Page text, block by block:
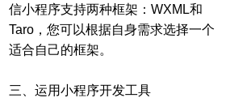
信小程序支持两种框架：WXML和
Taro，您可以根据自身需求选择一个
适合自己的框架。
三、运用小程序开发工具